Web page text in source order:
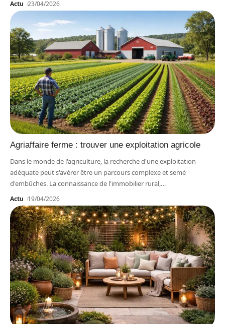
Actu 23/04/2026
Agriaffaire ferme : trouver une exploitation agricole
Dans le monde de l'agriculture, la recherche d'une exploitation
adéquate peut s'avérer être un parcours complexe et semé
d'embûches. La connaissance de l'immobilier rural,…
Actu 19/04/2026